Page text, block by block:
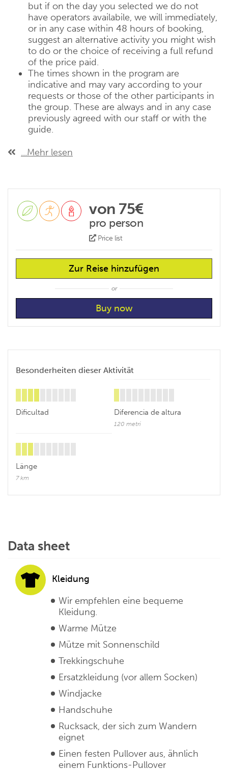
but if on the day you selected we do not
have operators availabile, we will immediately,
or in any case within 48 hours of booking,
suggest an alternative activity you might wish
to do or the choice of receiving a full refund
of the price paid.
The times shown in the program are
indicative and may vary according to your
requests or those of the other participants in
the group. These are always and in any case
previously agreed with our staff or with the
guide.
...Mehr lesen
von 75€
pro person
Price list
Zur Reise hinzufügen
or
Besonderheiten dieser Aktivität
Dificultad Diferencia de altura
120 metri
Länge
7 km
Data sheet
Kleidung
Wir empfehlen eine bequeme
Kleidung.
Warme Mütze
Mütze mit Sonnenschild
Trekkingschuhe
Ersatzkleidung (vor allem Socken)
Windjacke
Handschuhe
Rucksack, der sich zum Wandern
eignet
Einen festen Pullover aus, ähnlich
einem Funktions-Pullover